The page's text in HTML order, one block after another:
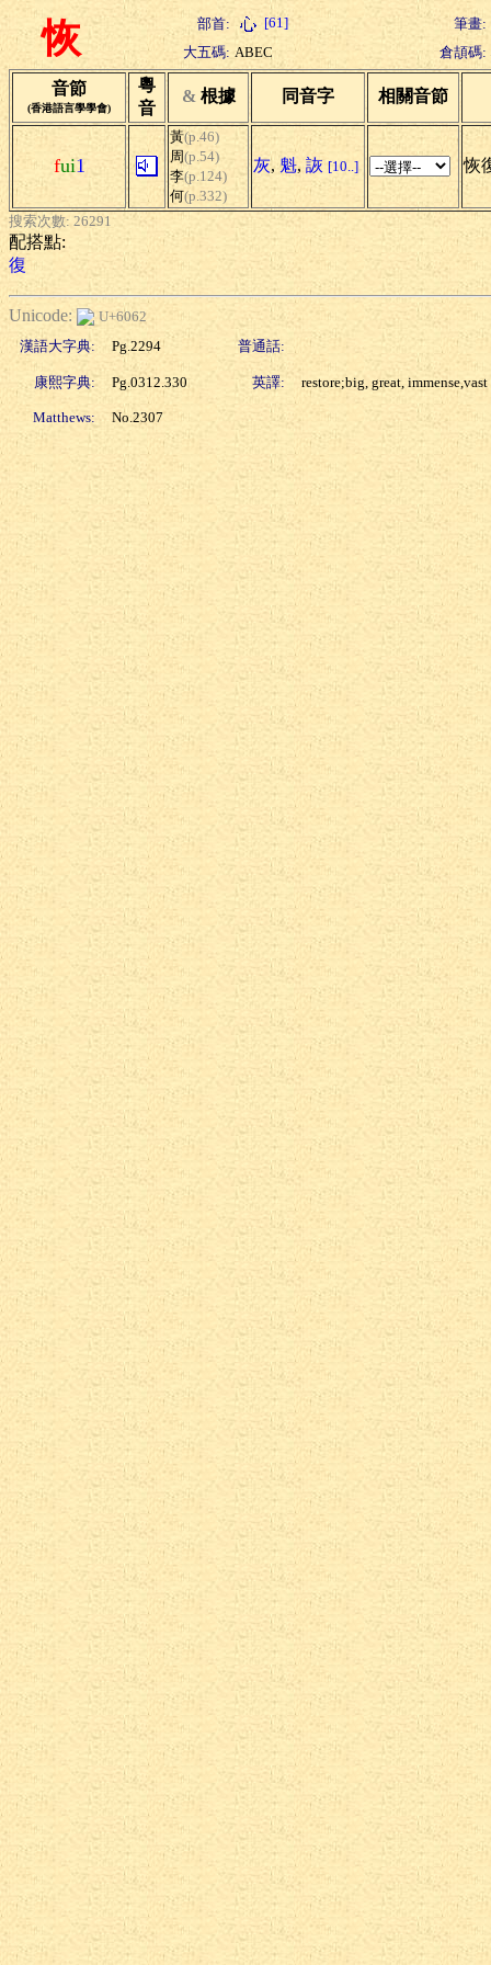
恢 部首: [61]
筆畫:
大五碼: ABEC 倉頡碼:
音節
(香港語言學學會)
粵
音
& 根據 同音字 相關音節
fui1
黃(p.46)
周(p.54)
李(p.124)
何(p.332)
灰, 魁, 詼 [10..] 恢
搜索次數: 26291
配搭點:
復
Unicode:
U+6062
漢語大字典:
Pg.2294 普通話:
康熙字典: Pg.0312.330 英譯: restore;big, great, immense,vast
Matthews: No.2307